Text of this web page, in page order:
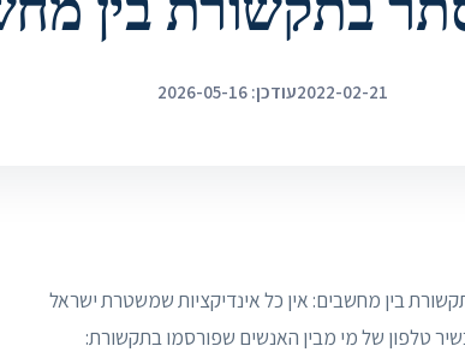
2022-02-21עודכן: 2026-05-16
בין מחשבים: אין כל אינדיקציות שמשטרת ישראל
טלפון של מי מבין האנשים שפורסמו בתקשורת: